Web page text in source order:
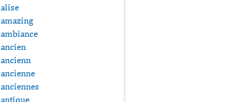
alise
amazing
ambiance
ancien
ancienn
ancienne
anciennes
antique